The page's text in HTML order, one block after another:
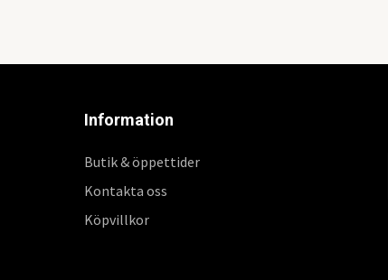
Information
Butik & öppettider
Kontakta oss
Köpvillkor